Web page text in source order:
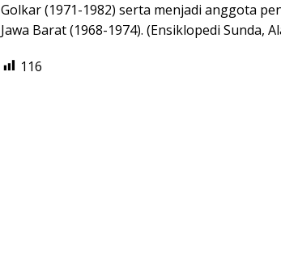
Golkar (1971-1982) serta menjadi anggota
Jawa Barat (1968-1974). (Ensiklopedi Sunda,
116